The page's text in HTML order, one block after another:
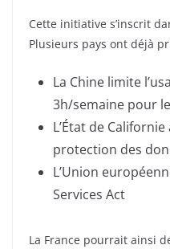
Cette initiative s’inscrit
Plusieurs pays ont déjà
La Chine limite
3h/semaine pour
L’État de
protection des
L’Union
Services Act
La France pourrait ainsi